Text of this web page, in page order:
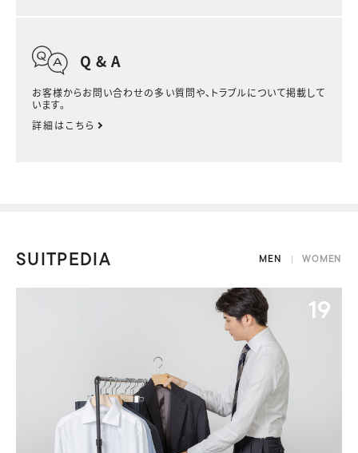
Q & A
お客様からお問い合わせの多い質問や、トラブルについて掲載して
います。
詳細はこちら
SUITPEDIA MEN WOMEN
19
09